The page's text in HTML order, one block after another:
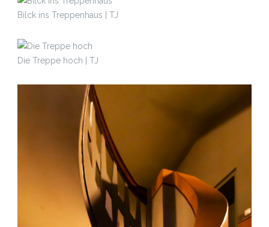
Bilck ins Treppenhaus | TJ
Die Treppe hoch | TJ